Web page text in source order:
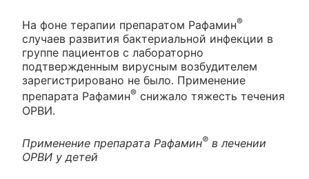
На фоне терапии препаратом Рафамин®
случаев развития бактериальной инфекции в
группе пациентов с лабораторно
подтвержденным вирусным возбудителем
зарегистрировано не было. Применение
препарата Рафамин® снижало тяжесть течения
ОРВИ.
Применение препарата Рафамин® в лечении
ОРВИ у детей